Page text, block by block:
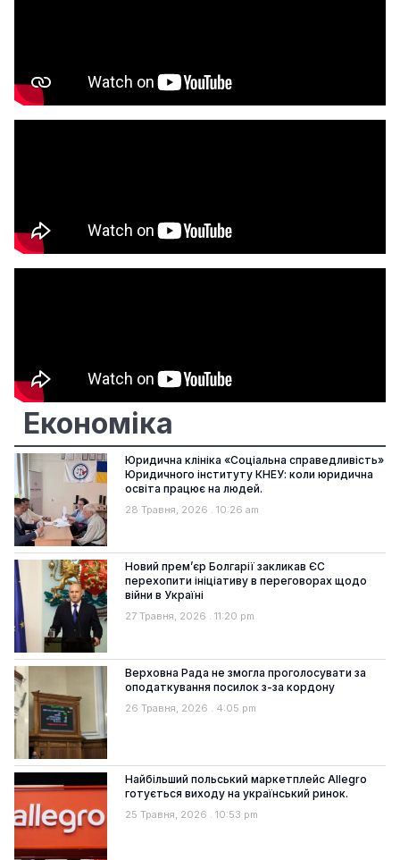
Економіка
Юридична клініка «Соціальна справедливість»
Юридичного інституту КНЕУ: коли юридична
освіта працює на людей.
28 Травня, 2026 10:26 am
Новий прем’єр Болгарії закликав ЄС
перехопити ініціативу в переговорах щодо
війни в Україні
27 Травня, 2026 11:20 pm
Верховна Рада не змогла проголосувати за
оподаткування посилок з-за кордону
26 Травня, 2026 4:05 pm
Найбільший польський маркетплейс Allegro
готується виходу на український ринок.
25 Травня, 2026 10:53 pm